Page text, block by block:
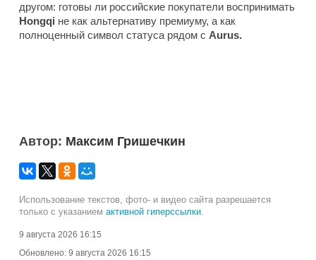
другом: готовы ли российские покупатели воспринимать
Hongqi не как альтернативу премиуму, а как
полноценный символ статуса рядом с Aurus.
Автор: Максим Гришечкин
Использование текстов, фото- и видео сайта разрешается
только с указанием активной гиперссылки.
9 августа 2026 16:15
Обновлено: 9 августа 2026 16:15